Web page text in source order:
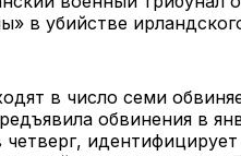
в убийстве
в число семи
обвинения в